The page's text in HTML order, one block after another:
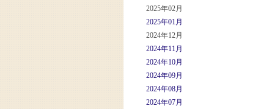
2025年02月
2025年01月
2024年12月
2024年11月
2024年10月
2024年09月
2024年08月
2024年07月